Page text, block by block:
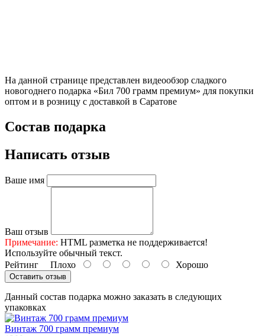
На данной странице представлен видеообзор сладкого
новогоднего подарка «Бил 700 грамм премиум» для покупки
оптом и в розницу с доставкой в Саратове
Состав подарка
Написать отзыв
Ваше имя
Ваш отзыв
Примечание: HTML разметка не поддерживается!
Используйте обычный текст.
Рейтинг Плохо Хорошо
Оставить отзыв
Данный состав подарка можно заказать в следующих
упаковках
Винтаж 700 грамм премиум